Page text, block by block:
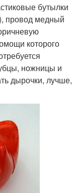
бутылки
провод медный
которого
ножницы и
дырочки, лучше,